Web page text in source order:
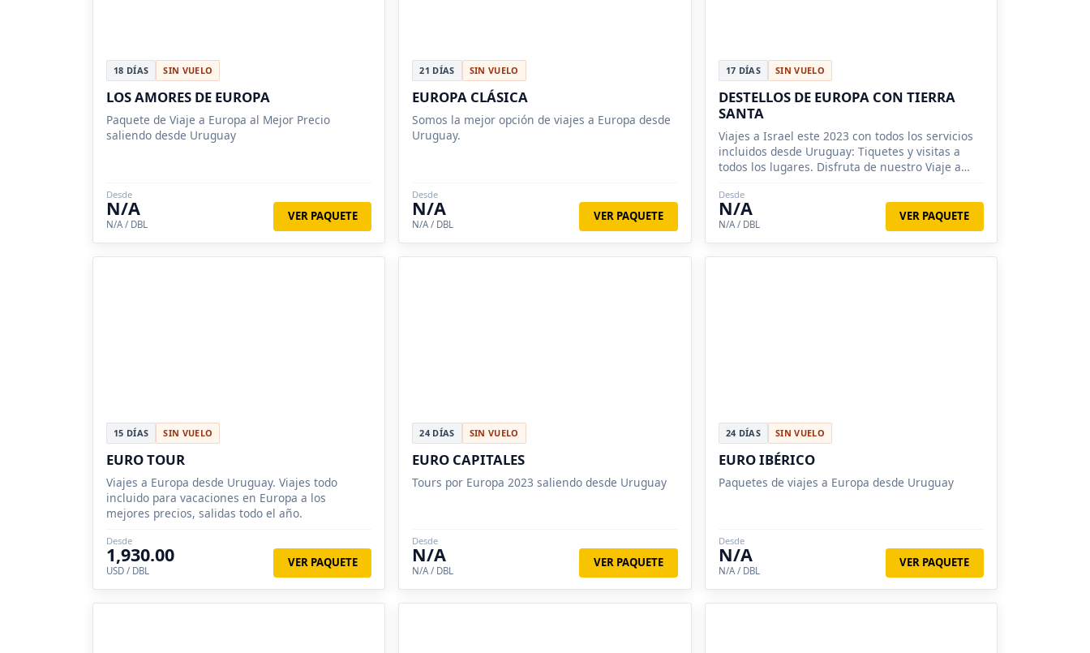
18 DÍAS SIN VUELO
LOS AMORES DE EUROPA
Paquete de Viaje a Europa al Mejor Precio
saliendo desde Uruguay
Desde
N/A
N/A / DBL
VER PAQUETE
21 DÍAS SIN VUELO
EUROPA CLÁSICA
Somos la mejor opción de viajes a Europa desde
Uruguay.
Desde
N/A
N/A / DBL
VER PAQUETE
17 DÍAS SIN VUELO
DESTELLOS DE EUROPA CON TIERRA
SANTA
Viajes a Israel este 2023 con todos los servicios
incluidos desde Uruguay: Tiquetes y visitas a
todos los lugares. Disfruta de nuestro Viaje a
Desde
N/A
N/A / DBL
VER PAQUETE
15 DÍAS SIN VUELO
EURO TOUR
Viajes a Europa desde Uruguay. Viajes todo
incluido para vacaciones en Europa a los
mejores precios, salidas todo el año.
Desde
1,930.00
USD / DBL
VER PAQUETE
24 DÍAS SIN VUELO
EURO CAPITALES
Tours por Europa 2023 saliendo desde Uruguay
Desde
N/A
N/A / DBL
VER PAQUETE
24 DÍAS SIN VUELO
EURO IBÉRICO
Paquetes de viajes a Europa desde Uruguay
Desde
N/A
N/A / DBL
VER PAQUETE